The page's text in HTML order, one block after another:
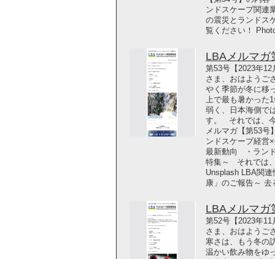
ンドスケープ関
の震災とランドス
覧ください！
LBAメルマガ
第53号【2023年
さま、おはようご
やく季節が冬に移
上で最も暑かった
弱く、日本海側で
す。 それでは、
メルマガ【第53
ンドスケープ経営
最新動向 ・ラン
特集～ それでは
Unsplash LBA関
康」のご報告～ 去
LBAメルマガ
第52号【2023年
さま、おはようご
寒さは、もう冬の
温かい飲み物をゆ